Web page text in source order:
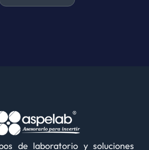
de laboratorio y soluciones